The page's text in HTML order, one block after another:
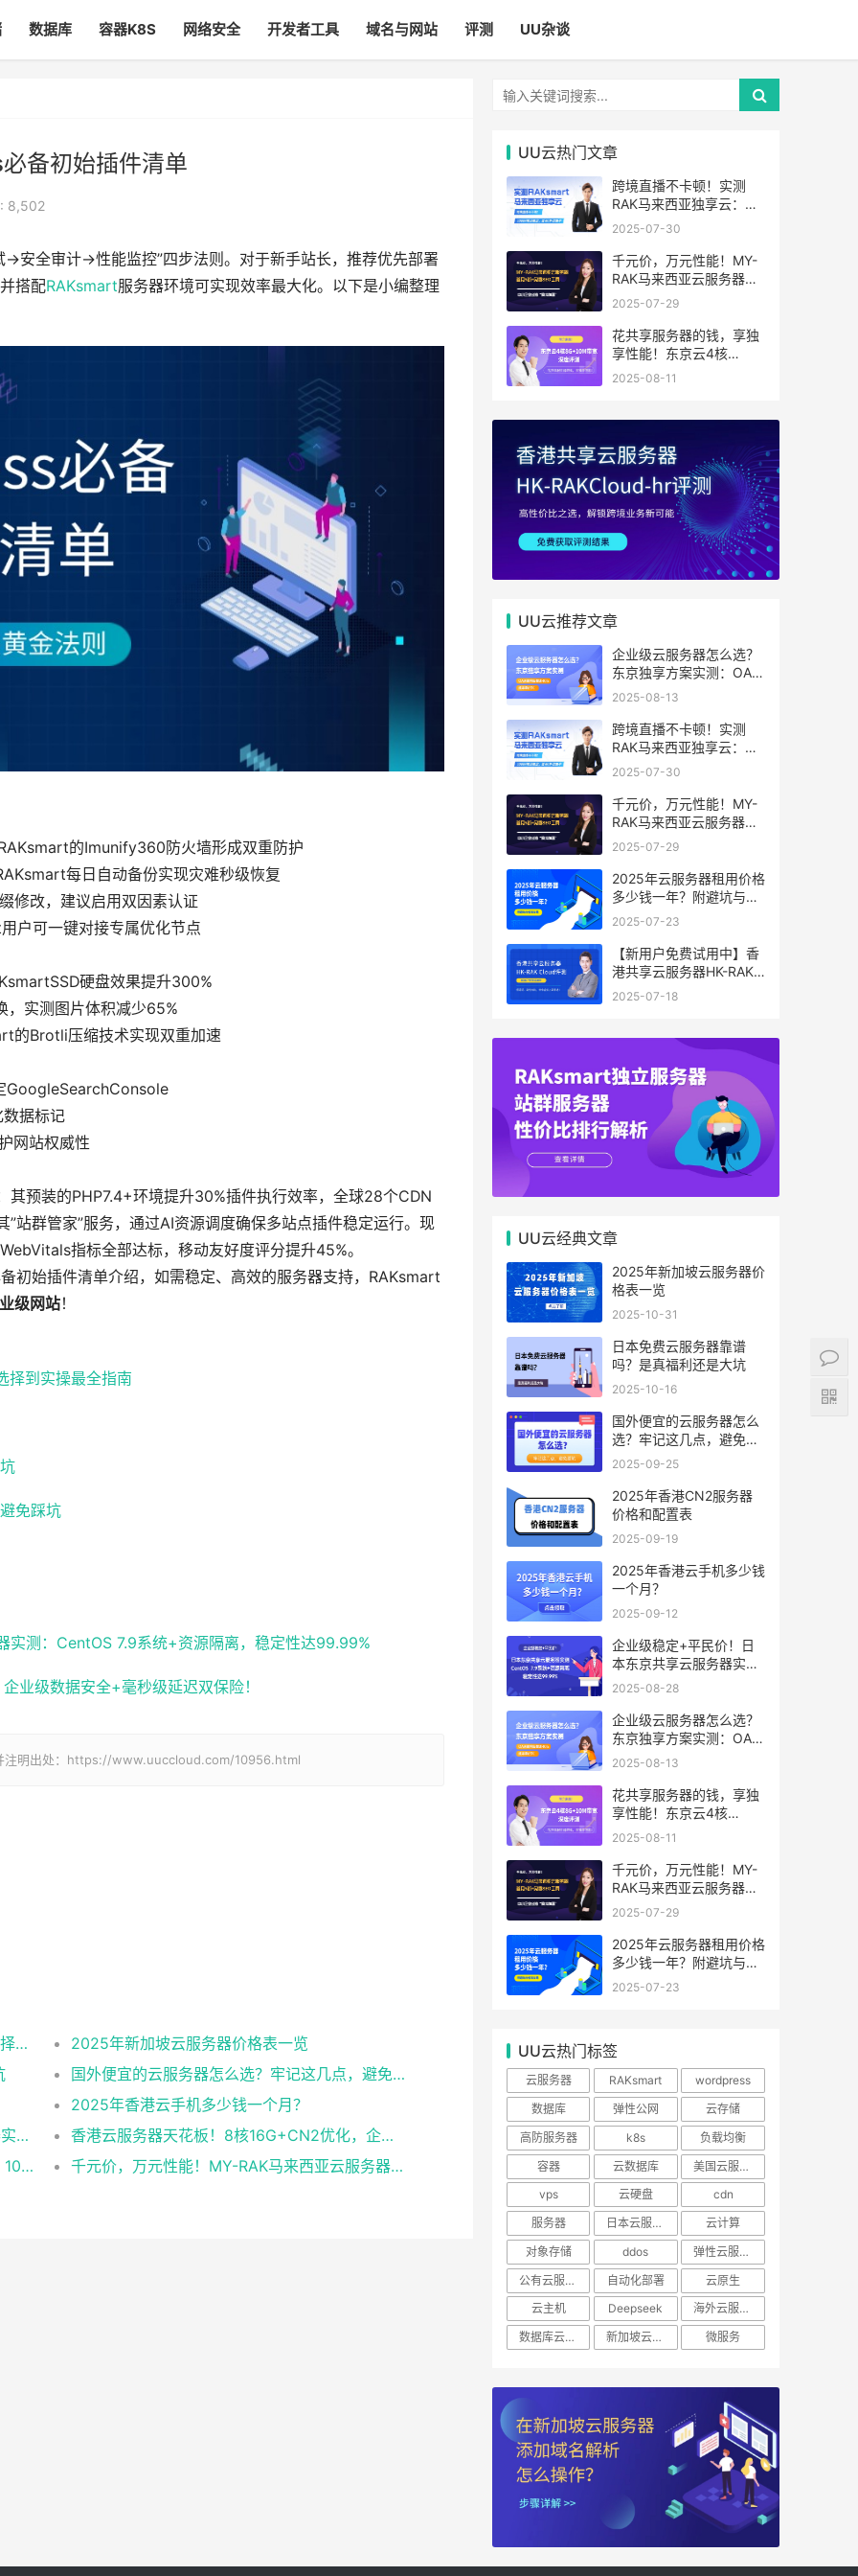
数据库 容器K8S 网络安全 开发者工具 域名与网站 评测 UU杂谈
备初始插件清单
8,502
安全审计→性能监控”四步法则。对于新手站长，推荐优先部署
搭配RAKsmart服务器环境可实现效率最大化。以下是小编整理
的Imunify360防火墙形成双重防护
每日自动备份实现灾难秒级恢复
修改，建议启用双因素认证
户可一键对接专属优化节点
硬盘效果提升300%
，实测图片体积减少65%
的Brotli压缩技术实现双重加速
GoogleSearchConsole
据标记
网站权威性
预装的PHP7.4+环境提升30%插件执行效率，全球28个CDN
站群管家”服务，通过AI资源调度确保多站点插件稳定运行。现
指标全部达标，移动友好度评分提升45%。
初始插件清单介绍，如需稳定、高效的服务器支持，RAKsmart
级网站！
择到实操最全指南
免踩坑
实测：CentOS 7.9系统+资源隔离，稳定性达99.99%
业级数据安全+毫秒级延迟双保险！
注明出处：https://www.uuccloud.com/10956.html
2025美国CN2云服务器购买攻略：从线路选择到实操最全指南
2025年新加坡云服务器价格表一览
国外便宜的云服务器怎么选？牢记这几点，避免踩坑
2025年香港云手机多少钱一个月？
企业级稳定+平民价！日本东京共享云服务器实测：CentOS 7.9系统+资源隔离，稳定性达99.99%
香港云服务器天花板！8核16G+CN2优化，企业级数据安全+毫秒级延迟双保险！
跨境直播不卡顿！实测RAK马来西亚独享云：1080P推流稳定，首月6折优惠中
千元价，万元性能！MY-RAK马来西亚云服务器：首月5折+免费SEO工具，中小企业出海“降本神器”
UU云热门文章
跨境直播不卡顿！实测
RAK马来西亚独享云：
1080P推流稳定，首月6
2025-07-30
千元价，万元性能！MY-
RAK马来西亚云服务器：
首月5折+免费SEO工具，
2025-07-29
花共享服务器的钱，享独
享性能！东京云4核
8G+10M带宽降价来袭
2025-08-11
UU云推荐文章
企业级云服务器怎么选？
东京独享方案实测：OA系
统响应提速40%，成本降
2025-08-13
跨境直播不卡顿！实测
RAK马来西亚独享云：
1080P推流稳定，首月6
2025-07-30
千元价，万元性能！MY-
RAK马来西亚云服务器：
首月5折+免费SEO工具，
2025-07-29
2025年云服务器租用价格
多少钱一年？附避坑与省
钱攻略
2025-07-23
【新用户免费试用中】香
港共享云服务器HK-RAK
Cloud评测：低延迟、高
2025-07-18
UU云经典文章
2025年新加坡云服务器价
格表一览
2025-10-31
日本免费云服务器靠谱
吗？是真福利还是大坑
2025-10-16
国外便宜的云服务器怎么
选？牢记这几点，避免踩
坑
2025-09-25
2025年香港CN2服务器
价格和配置表
2025-09-19
2025年香港云手机多少钱
一个月？
2025-09-12
企业级稳定+平民价！日
本东京共享云服务器实
测：CentOS 7.9系统+资
99.99%
2025-08-28
企业级云服务器怎么选？
东京独享方案实测：OA系
统响应提速40%，成本降
2025-08-13
花共享服务器的钱，享独
享性能！东京云4核
8G+10M带宽降价来袭
2025-08-11
千元价，万元性能！MY-
RAK马来西亚云服务器：
首月5折+免费SEO工具，
2025-07-29
2025年云服务器租用价格
多少钱一年？附避坑与省
钱攻略
2025-07-23
UU云热门标签
云服务器 RAKsmart
wordpress
数据库
弹性公网
云存储
高防服务器
k8s
负载均衡
容器
云数据库
美国云服务器
vps
云硬盘
cdn
服务器
日本云服务器
云计算
对象存储
ddos
弹性云服务器
公有云服务器
自动化部署
云原生
云主机
Deepseek
海外云服务器
数据库云托管
新加坡云服务器 微服务